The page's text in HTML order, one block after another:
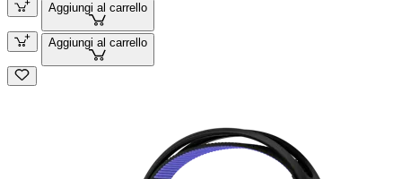
Aggiungi al carrello
Aggiungi al carrello